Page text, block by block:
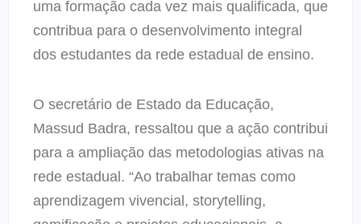
uma formação cada vez mais qualificada, que
contribua para o desenvolvimento integral
dos estudantes da rede estadual de ensino.
O secretário de Estado da Educação,
Massud Badra, ressaltou que a ação contribui
para a ampliação das metodologias ativas na
rede estadual. “Ao trabalhar temas como
aprendizagem vivencial, storytelling,